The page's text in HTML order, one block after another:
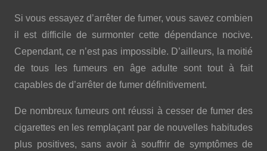
Si vous essayez d’arrêter de fumer, vous savez combien
il est difficile de surmonter cette dépendance nocive.
Cependant, ce n’est pas impossible. D’ailleurs, la moitié
de tous les fumeurs en âge adulte sont tout à fait
capables de d’arrêter de fumer définitivement.
De nombreux fumeurs ont réussi à cesser de fumer des
cigarettes en les remplaçant par de nouvelles habitudes
plus positives, sans avoir à souffrir de symptômes de